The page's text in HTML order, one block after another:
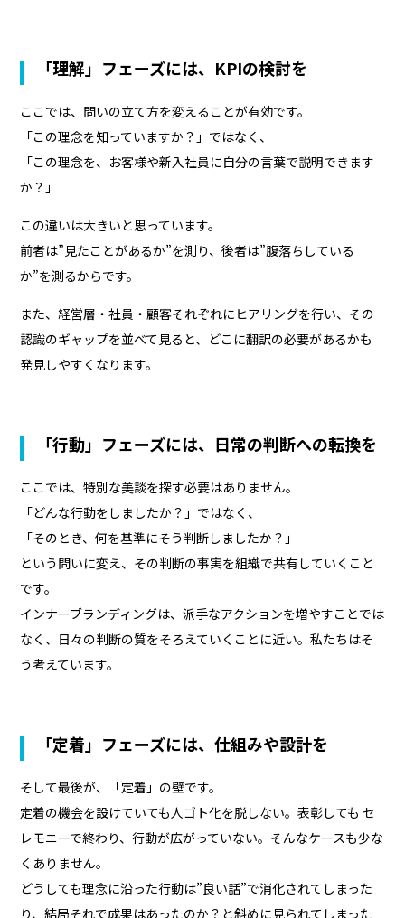
「理解」フェーズには、KPIの検討を
ここでは、問いの立て方を変えることが有効です。
「この理念を知っていますか？」ではなく、
「この理念を、お客様や新入社員に自分の言葉で説明できます
か？」
この違いは大きいと思っています。
前者は”見たことがあるか”を測り、後者は”腹落ちしている
か”を測るからです。
また、経営層・社員・顧客それぞれにヒアリングを行い、その
認識のギャップを並べて見ると、どこに翻訳の必要があるかも
発見しやすくなります。
「行動」フェーズには、日常の判断への転換を
ここでは、特別な美談を探す必要はありません。
「どんな行動をしましたか？」ではなく、
「そのとき、何を基準にそう判断しましたか？」
という問いに変え、その判断の事実を組織で共有していくこと
です。
インナーブランディングは、派手なアクションを増やすことでは
なく、日々の判断の質をそろえていくことに近い。私たちはそ
う考えています。
「定着」フェーズには、仕組みや設計を
そして最後が、「定着」の壁です。
定着の機会を設けていても人ゴト化を脱しない。表彰しても セ
レモニーで終わり、行動が広がっていない。そんなケースも少な
くありません。
どうしても理念に沿った行動は”良い話”で消化されてしまった
り、結局それで成果はあったのか？と斜めに見られてしまった